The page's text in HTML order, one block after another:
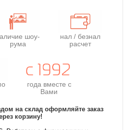
шоу-
рума
нал / безнал
расчет
года вместе с
Вами
на склад оформляйте заказ
корзину!